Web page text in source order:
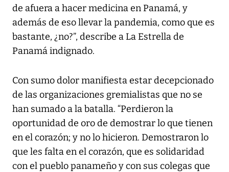
de afuera a hacer medicina en Panamá, y
además de eso llevar la pandemia, como que es
bastante, ¿no?”, describe aLa Estrella de
Panamáindignado.
Con sumo dolor manifiesta estar decepcionado
de las organizaciones gremialistas que no se
han sumado a la batalla. “Perdieron la
oportunidad de oro de demostrar lo que tienen
en el corazón; y no lo hicieron. Demostraron lo
que les falta en el corazón, que es solidaridad
con el pueblo panameño y con sus colegas que